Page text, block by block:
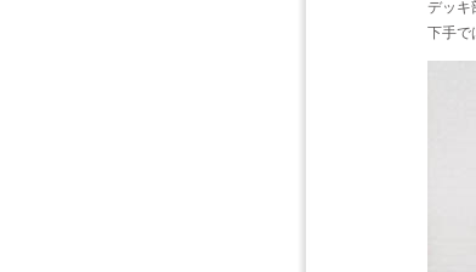
デッキ
下手で